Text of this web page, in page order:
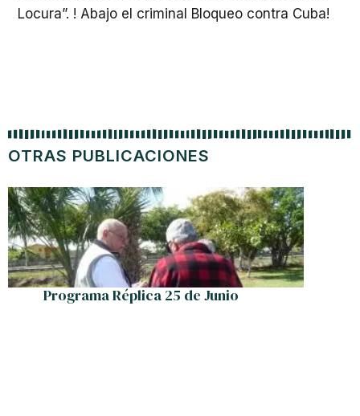
Locura”. ! Abajo el criminal Bloqueo contra Cuba!
OTRAS PUBLICACIONES
Programa Réplica 25 de Junio